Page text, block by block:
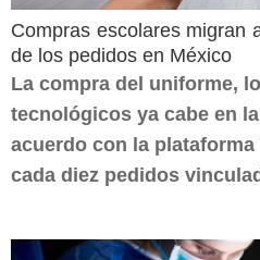
Compras escolares migran
de los pedidos en México
La compra del uniforme,
tecnológicos ya cabe en
acuerdo con la
cada diez pedidos